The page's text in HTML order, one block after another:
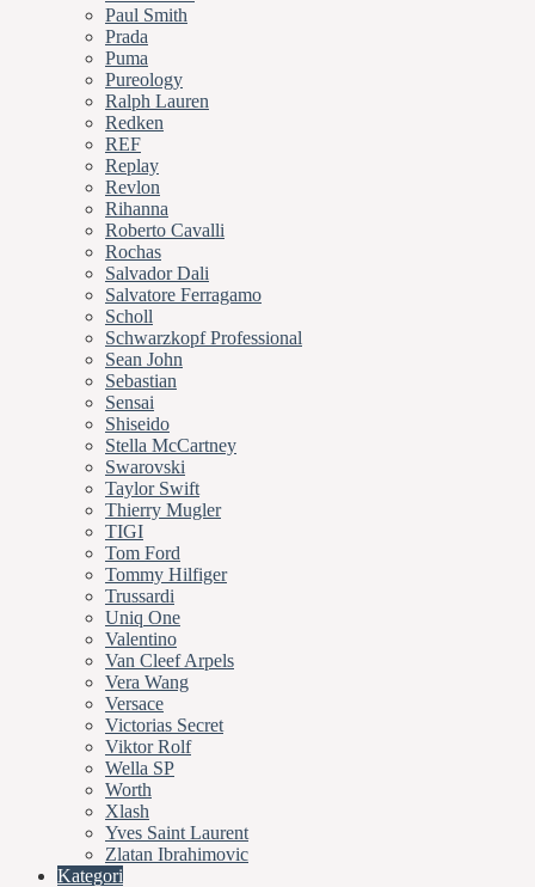
Paul Smith
Prada
Puma
Pureology
Ralph Lauren
Redken
REF
Replay
Revlon
Rihanna
Roberto Cavalli
Rochas
Salvador Dali
Salvatore Ferragamo
Scholl
Schwarzkopf Professional
Sean John
Sebastian
Sensai
Shiseido
Stella McCartney
Swarovski
Taylor Swift
Thierry Mugler
TIGI
Tom Ford
Tommy Hilfiger
Trussardi
Uniq One
Valentino
Van Cleef Arpels
Vera Wang
Versace
Victorias Secret
Viktor Rolf
Wella SP
Worth
Xlash
Yves Saint Laurent
Zlatan Ibrahimovic
Kategori